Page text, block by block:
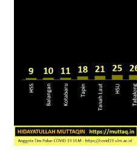
Grafik Covid-
Banjarmasin